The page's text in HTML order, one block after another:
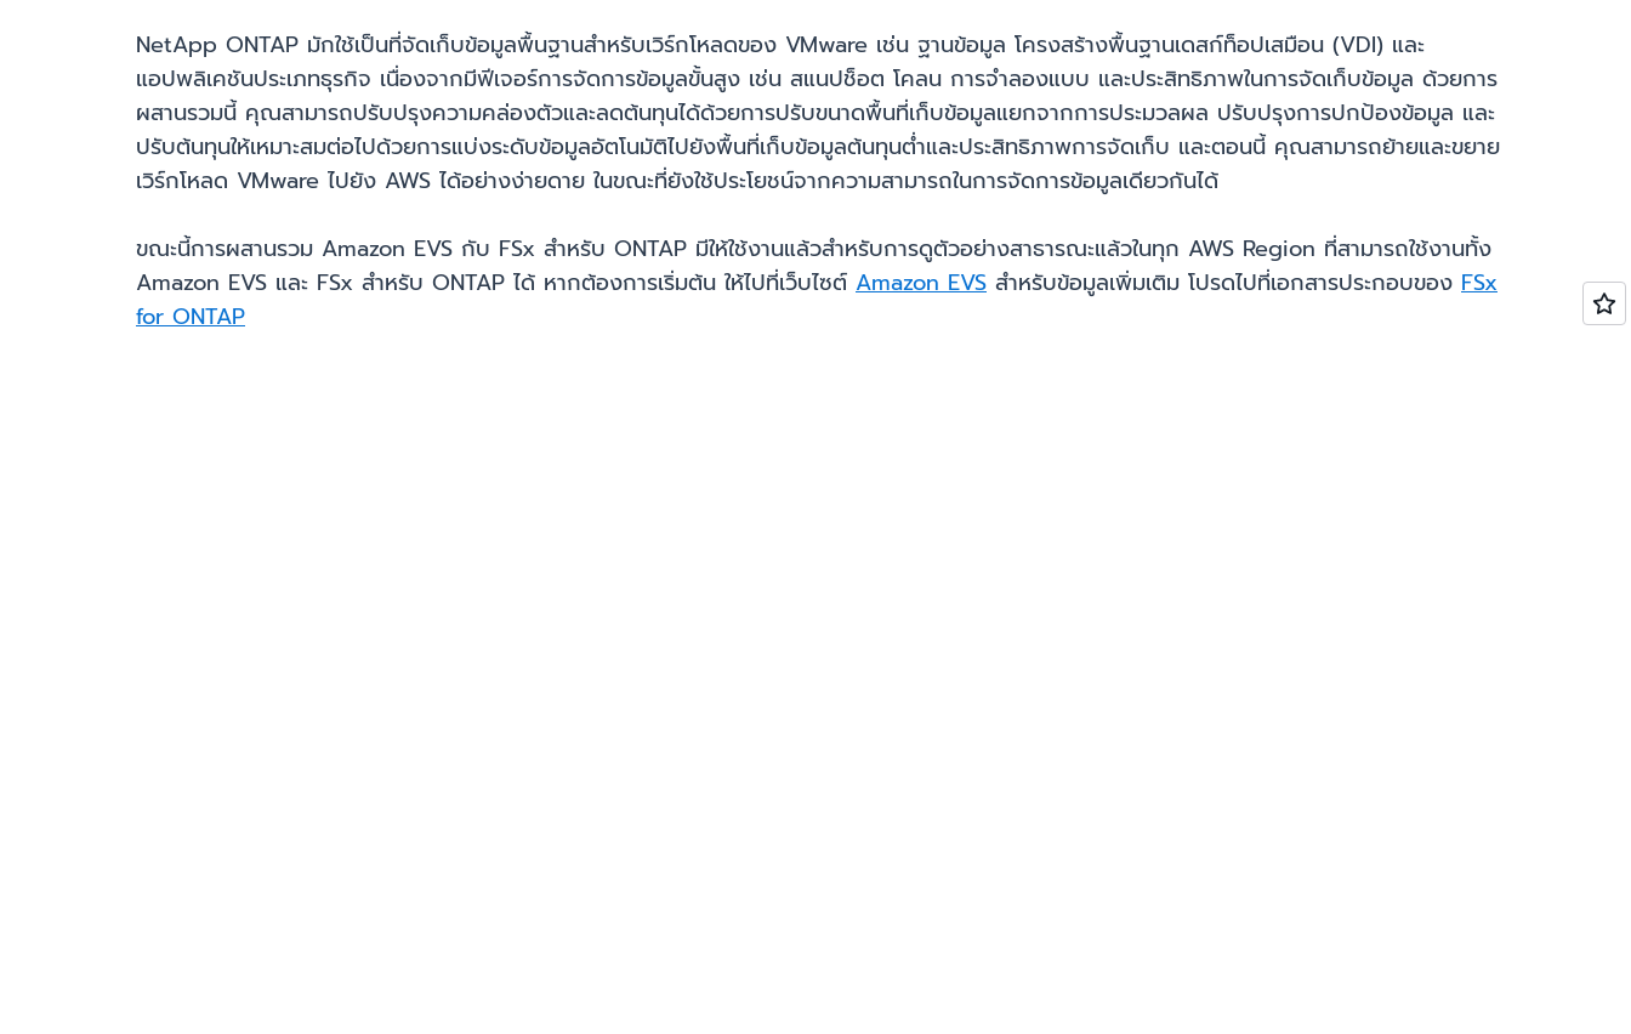
NetApp ONTAP มักใช้เป็นที่จัดเก็บข้อมูลพื้นฐานสำหรับเวิร์กโหลดของ VMware เช่น ฐานข้อมูล โครงสร้างพื้นฐานเดสก์ท็อปเสมือน (VDI) และ
แอปพลิเคชันประเภทธุรกิจ เนื่องจากมีฟีเจอร์การจัดการข้อมูลขั้นสูง เช่น สแนปช็อต โคลน การจำลองแบบ และประสิทธิภาพในการจัดเก็บข้อมูล ด้วยการ
ผสานรวมนี้ คุณสามารถปรับปรุงความคล่องตัวและลดต้นทุนได้ด้วยการปรับขนาดพื้นที่เก็บข้อมูลแยกจากการประมวลผล ปรับปรุงการปกป้องข้อมูล และ
ปรับต้นทุนให้เหมาะสมต่อไปด้วยการแบ่งระดับข้อมูลอัตโนมัติไปยังพื้นที่เก็บข้อมูลต้นทุนต่ำและประสิทธิภาพการจัดเก็บ และตอนนี้ คุณสามารถย้ายและขยาย
เวิร์กโหลด VMware ไปยัง AWS ได้อย่างง่ายดาย ในขณะที่ยังใช้ประโยชน์จากความสามารถในการจัดการข้อมูลเดียวกันได้
ขณะนี้การผสานรวม Amazon EVS กับ FSx สำหรับ ONTAP มีให้ใช้งานแล้วสำหรับการดูตัวอย่างสาธารณะแล้วในทุก AWS Region ที่สามารถใช้งานทั้ง
Amazon EVS และ FSx สำหรับ ONTAP ได้ หากต้องการเริ่มต้น ให้ไปที่เว็บไซต์ Amazon EVS สำหรับข้อมูลเพิ่มเติม โปรดไปที่เอกสารประกอบของ FSx
for ONTAP